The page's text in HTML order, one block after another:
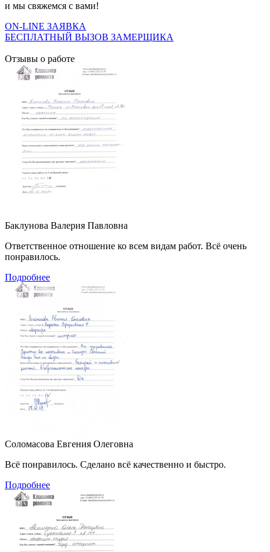
и мы свяжемся с вами!
ON-LINE ЗАЯВКА
БЕСПЛАТНЫЙ ВЫЗОВ ЗАМЕРЩИКА
Отзывы о работе
Баклунова Валерия Павловна
Ответственное отношение ко всем видам работ. Всё очень
понравилось.
Подробнее
Соломасова Евгения Олеговна
Всё понравилось. Сделано всё качественно и быстро.
Подробнее